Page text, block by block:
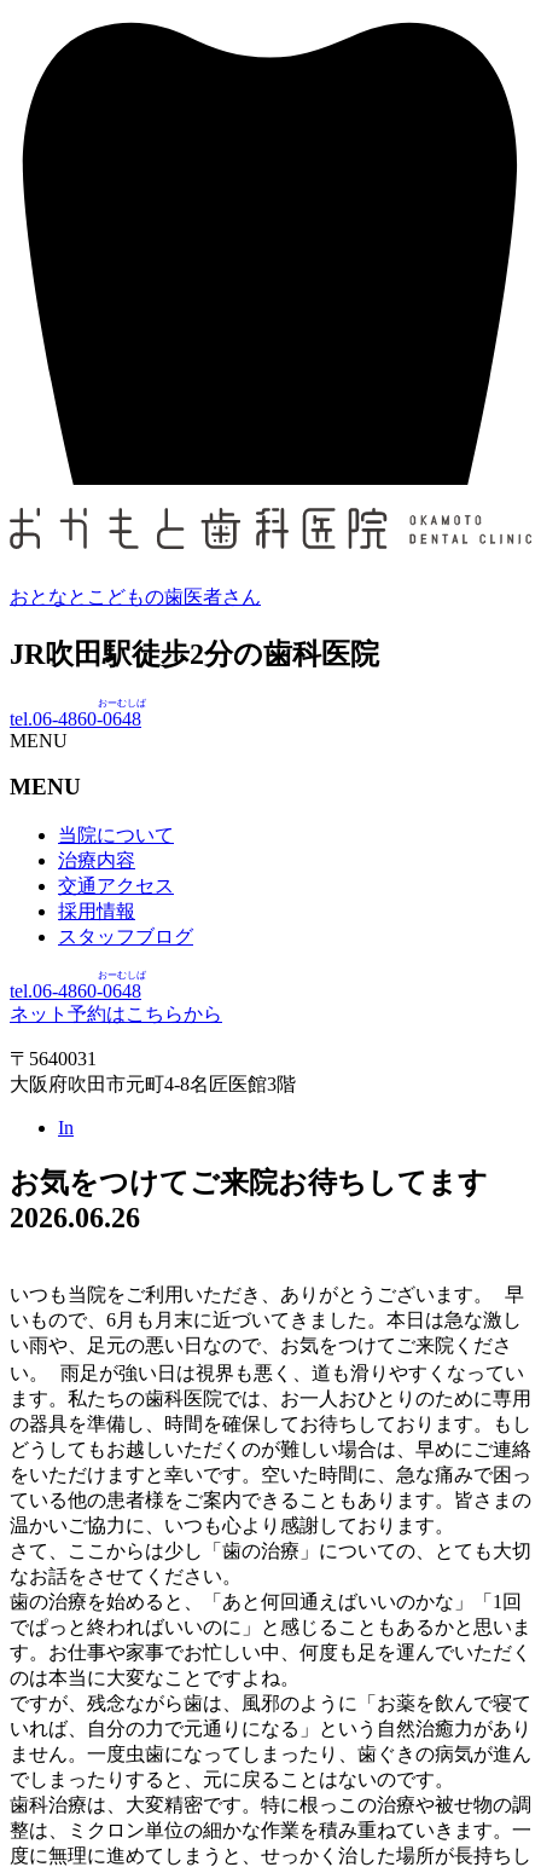
おとなとこどもの歯医者さん
JR吹田駅徒歩2分の歯科医院
tel.06-4860-0648
おーむしば
MENU
MENU
当院について
治療内容
交通アクセス
採用情報
スタッフブログ
tel.06-4860-0648
おーむしば
ネット予約はこちらから
〒5640031
大阪府吹田市元町4-8名匠医館3階
In
お気をつけてご来院お待ちしてます
2026.06.26
いつも当院をご利用いただき、ありがとうございます。 早
いもので、6月も月末に近づいてきました。本日は急な激し
い雨や、足元の悪い日なので、お気をつけてご来院くださ
い。 雨足が強い日は視界も悪く、道も滑りやすくなってい
ます。私たちの歯科医院では、お一人おひとりのために専用
の器具を準備し、時間を確保してお待ちしております。もし
どうしてもお越しいただくのが難しい場合は、早めにご連絡
をいただけますと幸いです。空いた時間に、急な痛みで困っ
ている他の患者様をご案内できることもあります。皆さまの
温かいご協力に、いつも心より感謝しております。
さて、ここからは少し「歯の治療」についての、とても大切
なお話をさせてください。
歯の治療を始めると、「あと何回通えばいいのかな」「1回
でぱっと終わればいいのに」と感じることもあるかと思いま
す。お仕事や家事でお忙しい中、何度も足を運んでいただく
のは本当に大変なことですよね。
ですが、残念ながら歯は、風邪のように「お薬を飲んで寝て
いれば、自分の力で元通りになる」という自然治癒力があり
ません。一度虫歯になってしまったり、歯ぐきの病気が進ん
でしまったりすると、元に戻ることはないのです。
歯科治療は、大変精密です。特に根っこの治療や被せ物の調
整は、ミクロン単位の細かな作業を積み重ねていきます。一
度に無理に進めてしまうと、せっかく治した場所が長持ちし